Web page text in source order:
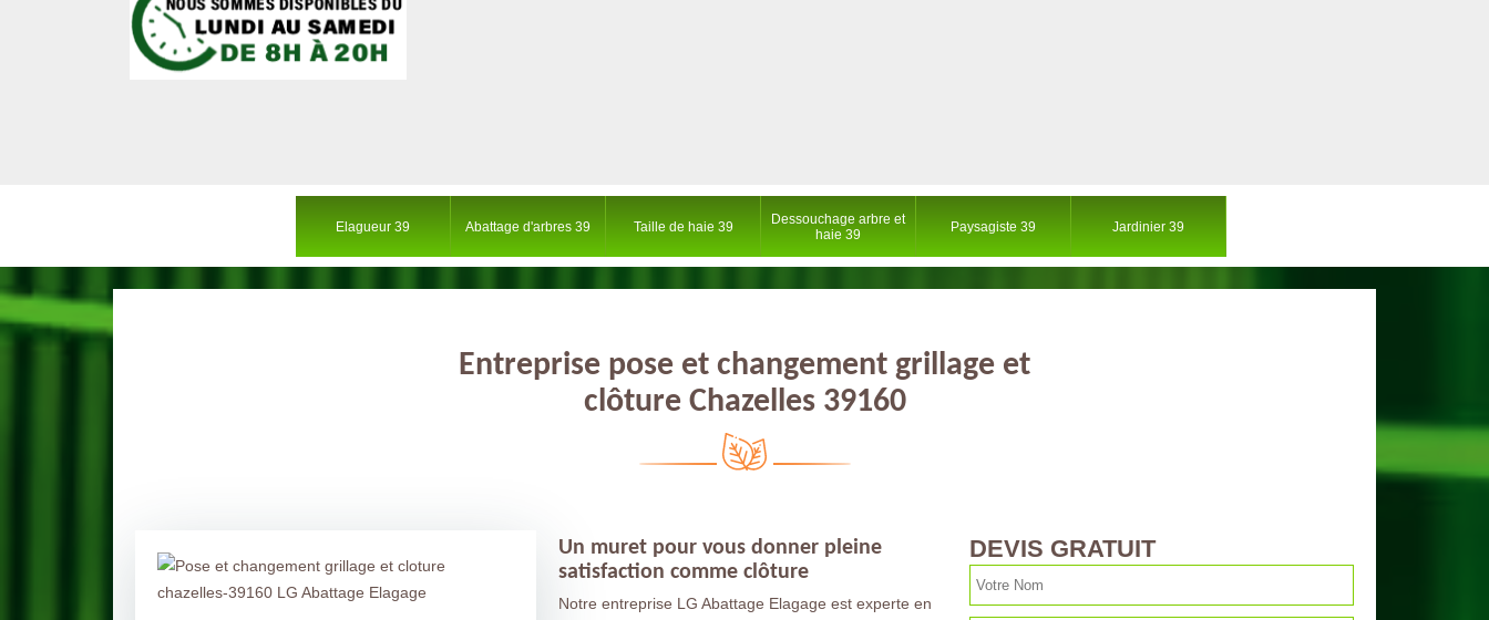
Elagueur 39 Abattage d'arbres 39 Taille de haie 39
Dessouchage arbre et
haie 39
Paysagiste 39 Jardinier 39
Entreprise pose et changement grillage et
clôture Chazelles 39160
Un muret pour vous donner pleine
satisfaction comme clôture
Notre entreprise LG Abattage Elagage est experte en
DEVIS GRATUIT